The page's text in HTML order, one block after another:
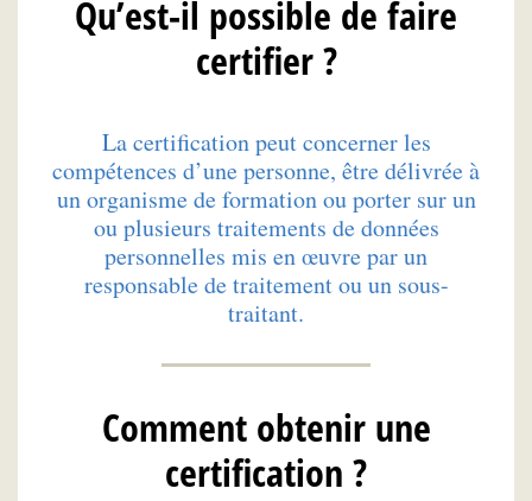
Qu’est-il possible de faire
certifier ?
La certification peut concerner les
compétences d’une personne, être délivrée à
un organisme de formation ou porter sur un
ou plusieurs traitements de données
personnelles mis en œuvre par un
responsable de traitement ou un sous-
traitant.
Comment obtenir une
certification ?